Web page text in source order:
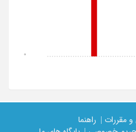
0
و مقررات |
راهنما